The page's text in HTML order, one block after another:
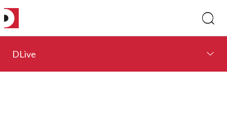
DLive